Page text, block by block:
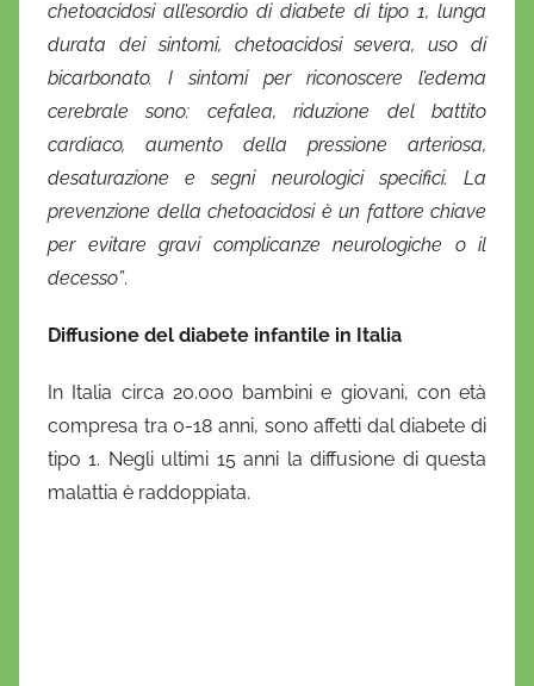
chetoacidosi all’esordio di diabete di tipo 1, lunga
durata dei sintomi, chetoacidosi severa, uso di
bicarbonato. I sintomi per riconoscere l’edema
cerebrale sono: cefalea, riduzione del battito
cardiaco, aumento della pressione arteriosa,
desaturazione e segni neurologici specifici. La
prevenzione della chetoacidosi è un fattore chiave
per evitare gravi complicanze neurologiche o il
decesso”.
Diffusione del diabete infantile in Italia
In Italia circa 20.000 bambini e giovani, con età
compresa tra 0-18 anni, sono affetti dal diabete di
tipo 1. Negli ultimi 15 anni la diffusione di questa
malattia è raddoppiata.